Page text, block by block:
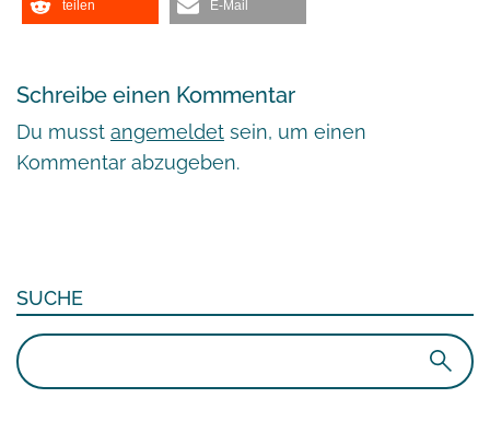
teilen E-Mail
Schreibe einen Kommentar
Du musst angemeldet sein, um einen
Kommentar abzugeben.
SUCHE
Suchen
nach: